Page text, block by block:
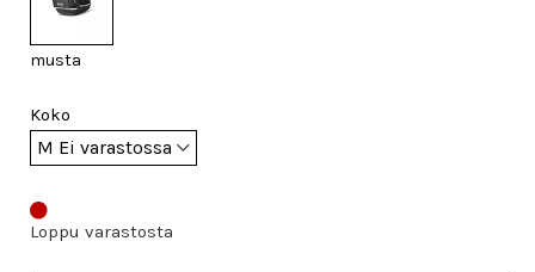
musta
Koko
Loppu varastosta